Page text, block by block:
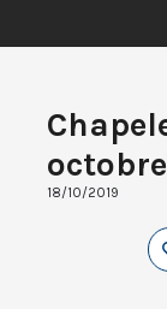
18/10/2019